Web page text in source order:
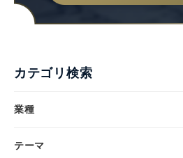
カテゴリ検索
業種
テーマ